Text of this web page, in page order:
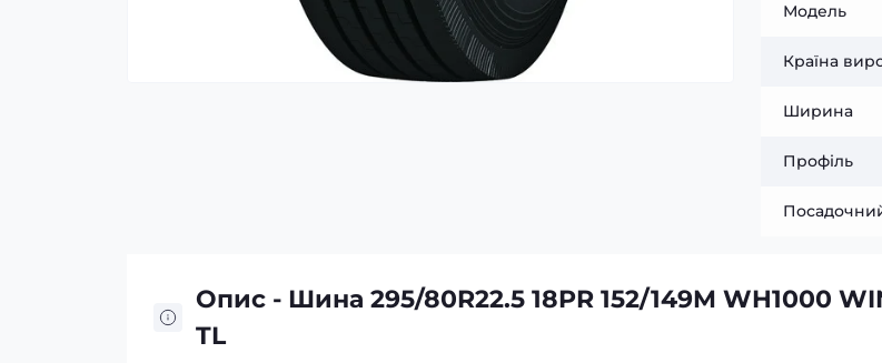
Модель
Країна
Ширина
Профіль
Опис - Шина 295/80R22.5 18PR 152/149M WH1000
TL